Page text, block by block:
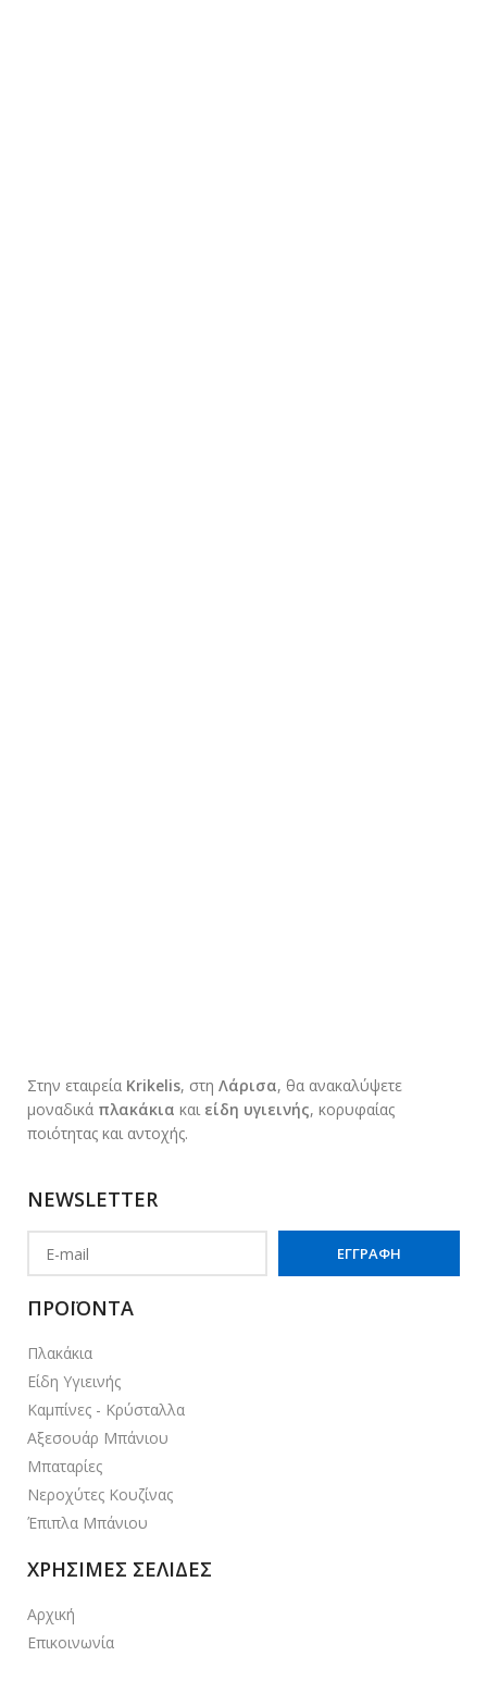
Στην εταιρεία Krikelis, στη Λάρισα, θα ανακαλύψετε
μοναδικά πλακάκια και είδη υγιεινής, κορυφαίας
ποιότητας και αντοχής.
NEWSLETTER
ΠΡΟΪΟΝΤΑ
Πλακάκια
Είδη Υγιεινής
Καμπίνες - Κρύσταλλα
Αξεσουάρ Μπάνιου
Μπαταρίες
Νεροχύτες Κουζίνας
Έπιπλα Μπάνιου
ΧΡΗΣΙΜΕΣ ΣΕΛΙΔΕΣ
Αρχική
Επικοινωνία